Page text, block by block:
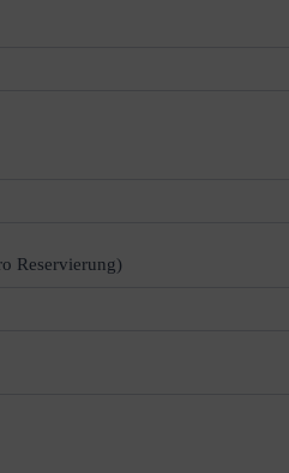
Reservierung)